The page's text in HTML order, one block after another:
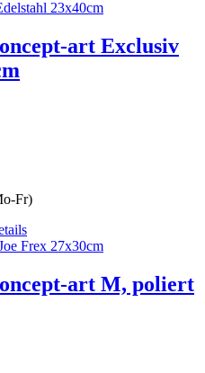
art Exclusiv
Fr)
art M, poliert